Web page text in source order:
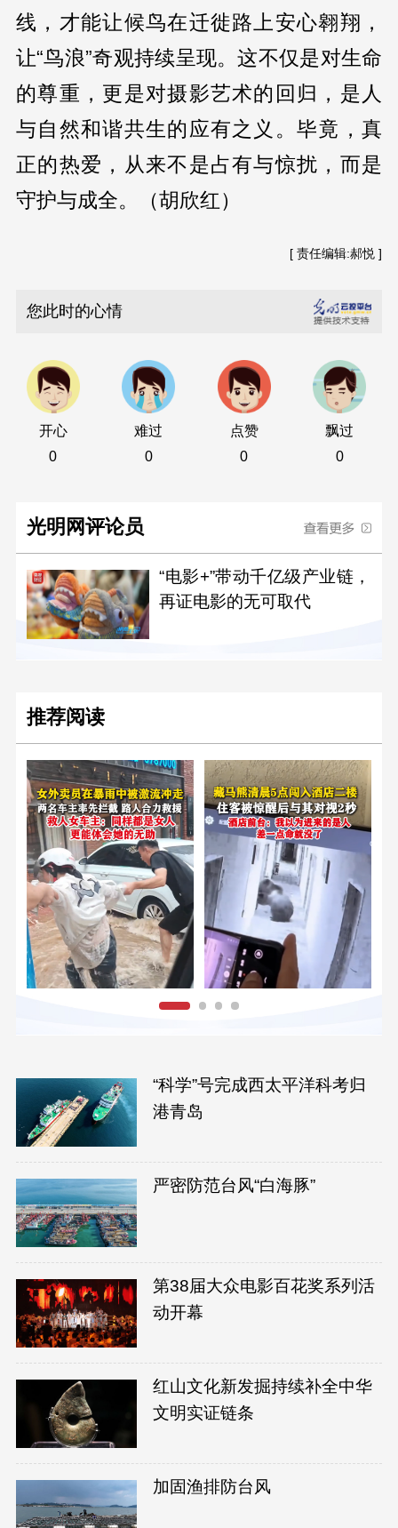
线，才能让候鸟在迁徙路上安心翱翔，
让“鸟浪”奇观持续呈现。这不仅是对生命
的尊重，更是对摄影艺术的回归，是人
与自然和谐共生的应有之义。毕竟，真
正的热爱，从来不是占有与惊扰，而是
守护与成全。（胡欣红）
[ 责任编辑:郝悦 ]
您此时的心情
开心
0
难过
0
点赞
0
飘过
0
光明网评论员
“电影+”带动千亿级产业链，
再证电影的无可取代
推荐阅读
“科学”号完成西太平洋科考归
港青岛
严密防范台风“白海豚”
第38届大众电影百花奖系列活
动开幕
红山文化新发掘持续补全中华
文明实证链条
加固渔排防台风